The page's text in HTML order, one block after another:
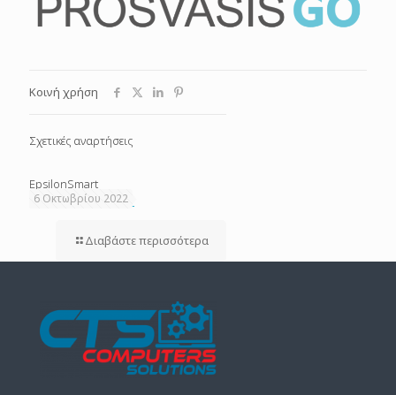
Κοινή χρήση
Σχετικές αναρτήσεις
6 Οκτωβρίου 2022
EpsilonSmart
Διαβάστε περισσότερα